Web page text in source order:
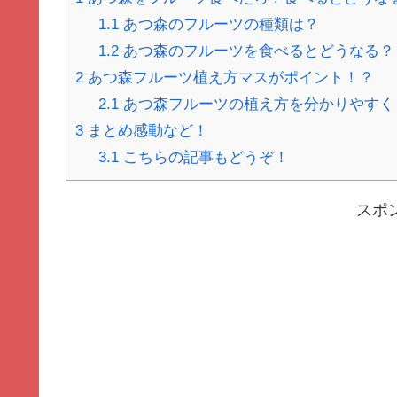
1.1あつ森のフルーツの種類は？
1.2あつ森のフルーツを食べるとどうなる？
2 あつ森フルーツ植え方マスがポイント！？
2.1あつ森フルーツの植え方を分かりやすく
3 まとめ感動など！
3.1こちらの記事もどうぞ！
スポ